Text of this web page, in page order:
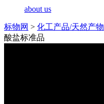
about us
标物网 > 化工产品/天然产物
酸盐标准品